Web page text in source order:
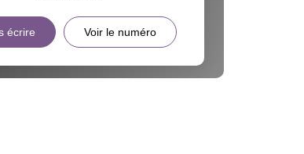
écrire Voir le numéro